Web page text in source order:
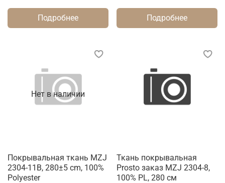
Подробнее Подробнее
Нет в наличии
Покрывальная ткань MZJ
2304-11B, 280±5 cm, 100%
Polyester
Ткань покрывальная
Prosto заказ MZJ 2304-8,
100% PL, 280 см